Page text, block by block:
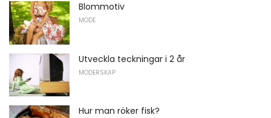
Blommotiv
MODE
Utveckla teckningar i 2 år
MODERSKAP
Hur man röker fisk?